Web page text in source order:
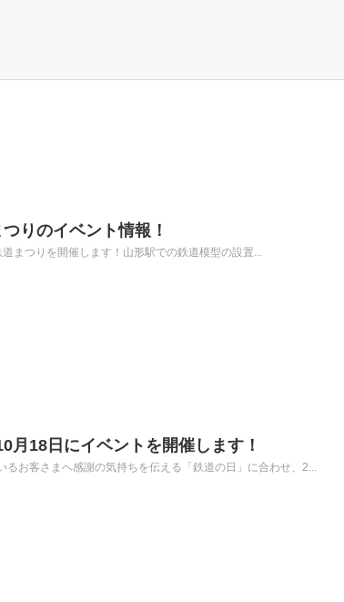
りのイベント情報！
まつりを開催します！山形駅での鉄道模型の設置...
月18日にイベントを開催します！
お客さまへ感謝の気持ちを伝える「鉄道の日」に合わせ、2...